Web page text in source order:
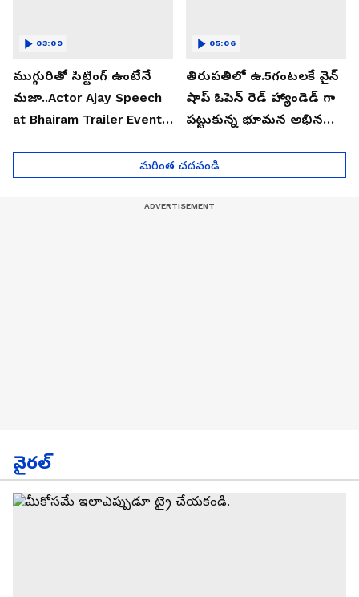
ముగ్గురితో సిట్టింగ్ ఉంటేనే
మజా..Actor Ajay Speech
at Bhairam Trailer Event |
03:09
తిరుపతిలో ఉ.5గంటలకే వైన్
షాప్ ఓపెన్ రెడ్ హ్యాండెడ్ గా
పట్టుకున్న భూమన అభినయ్|
05:06
మరింత చదవండి
వైరల్